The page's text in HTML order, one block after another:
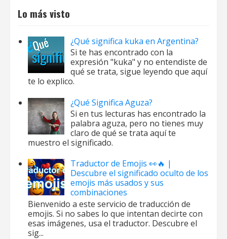
Lo más visto
¿Qué significa kuka en Argentina?
Si te has encontrado con la
expresión "kuka" y no entendiste de
qué se trata, sigue leyendo que aquí
te lo explico.
¿Qué Significa Aguza?
Si en tus lecturas has encontrado la
palabra aguza, pero no tienes muy
claro de qué se trata aquí te
muestro el significado.
Traductor de Emojis 👀🔥 |
Descubre el significado oculto de los
emojis más usados y sus
combinaciones
Bienvenido a este servicio de traducción de
emojis. Si no sabes lo que intentan decirte con
esas imágenes, usa el traductor. Descubre el
sig...